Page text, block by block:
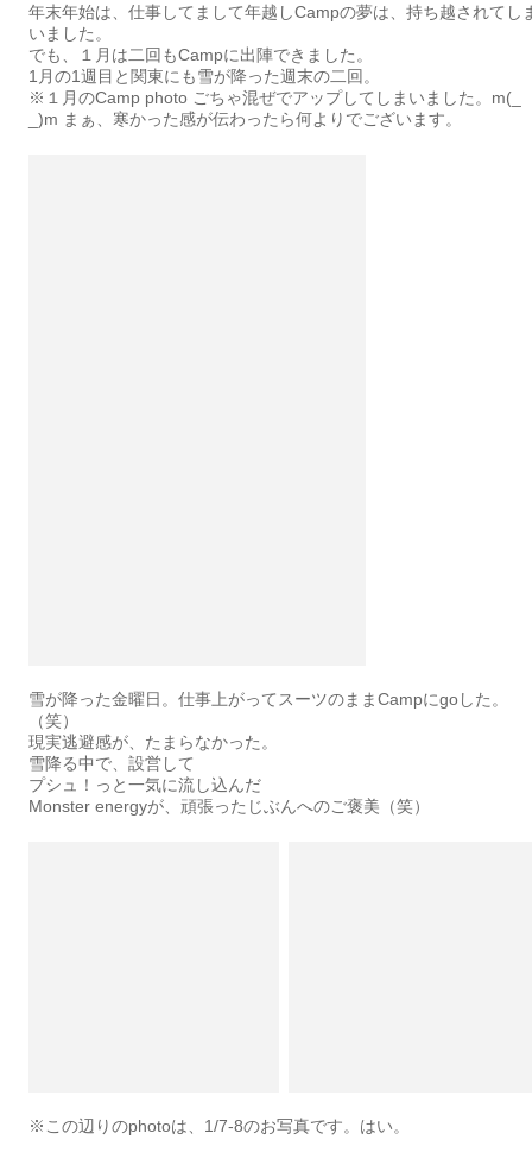
年末年始は、仕事してまして年越しCampの夢は、持ち越されてし
いました。
でも、１月は二回もCampに出陣できました。
1月の1週目と関東にも雪が降った週末の二回。
※１月のCamp photo ごちゃ混ぜでアップしてしまいました。m(_
_)m まぁ、寒かった感が伝わったら何よりでございます。
雪が降った金曜日。仕事上がってスーツのままCampにgoした。
（笑）
現実逃避感が、たまらなかった。
雪降る中で、設営して
プシュ！っと一気に流し込んだ
Monster energyが、頑張ったじぶんへのご褒美（笑）
※この辺りのphotoは、1/7-8のお写真です。はい。